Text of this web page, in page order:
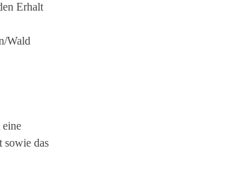
Erhalt
Wald
eine
sowie das